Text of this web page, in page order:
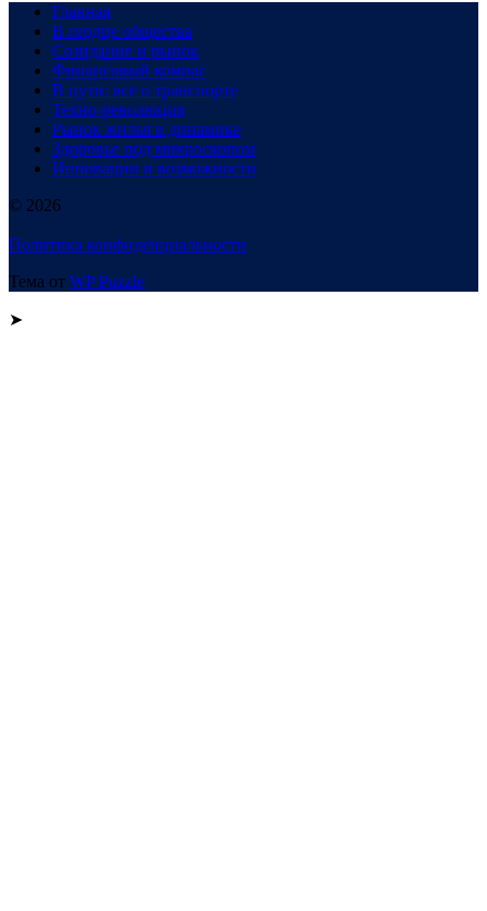
Главная
В сердце общества
Созидание и рынок
Финансовый компас
В пути: все о транспорте
Техно-революция
Рынок жилья в динамике
Здоровье под микроскопом
Инновации и возможности
© 2026
Политика конфиденциальности
Тема от WP Puzzle
➤